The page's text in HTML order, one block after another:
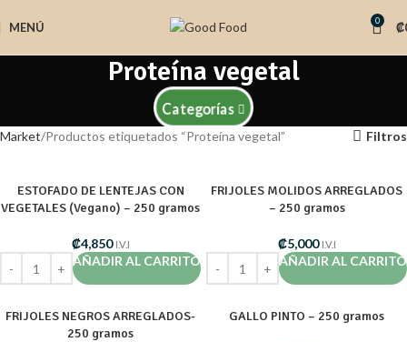
MENÚ 0 ₡
Proteína vegetal
Categorías
Market Productos etiquetados “Proteína vegetal” Filtros
ESTOFADO DE LENTEJAS CON
VEGETALES (Vegano) – 250 gramos
₡4,850 I.V.I
AÑADIR AL CARRITO
FRIJOLES MOLIDOS ARREGLADOS
– 250 gramos
₡5,000 I.V.I
AÑADIR AL CARRITO
FRIJOLES NEGROS ARREGLADOS-
250 gramos
GALLO PINTO – 250 gramos